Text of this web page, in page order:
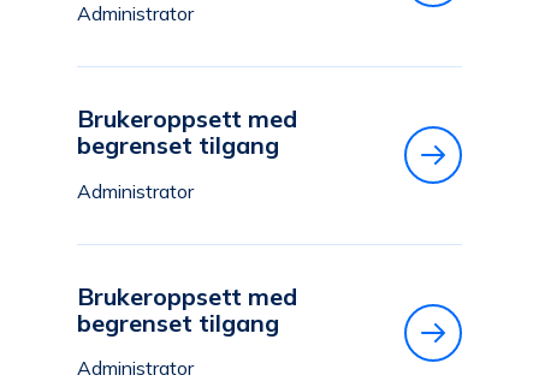
Administrator
Brukeroppsett med
begrenset tilgang
Administrator
Brukeroppsett med
begrenset tilgang
Administrator